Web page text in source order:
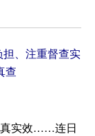
、注重督查实
查
实效……连日